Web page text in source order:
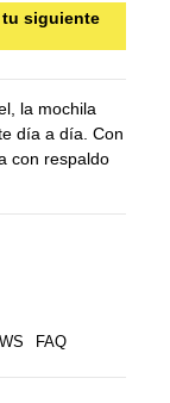
tu siguiente
la mochila
día a día. Con
con respaldo
FAQ